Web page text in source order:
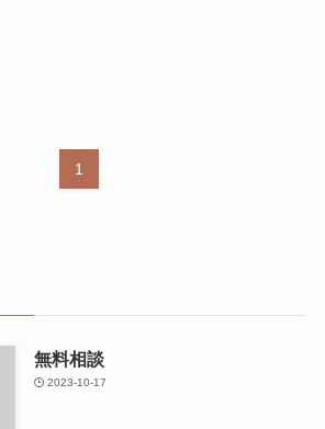
1
無料相談
2023-10-17